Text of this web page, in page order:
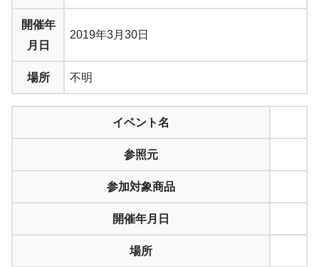
開催年
月日
2019年3月30日
場所 不明
イベント名
参照元
参加対象商品
開催年月日
場所